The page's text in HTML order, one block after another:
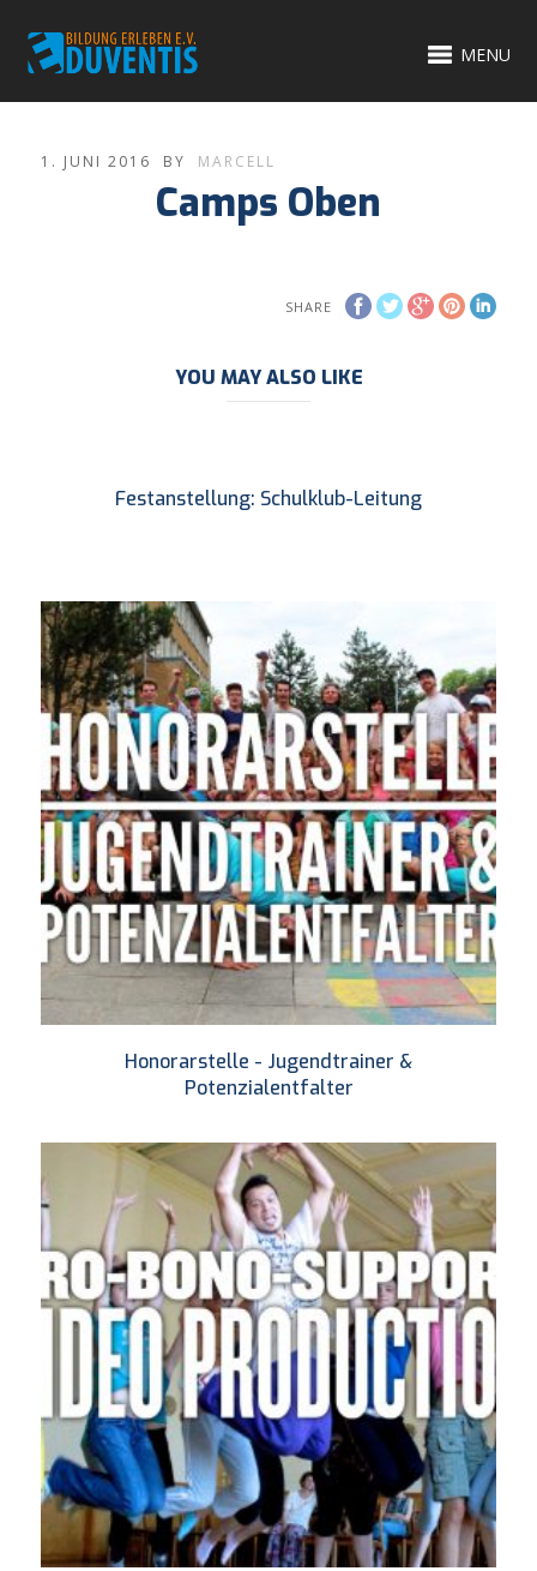
MENU
1. JUNI 2016 BY MARCELL
Camps Oben
SHARE
YOU MAY ALSO LIKE
Festanstellung: Schulklub-Leitung
Honorarstelle - Jugendtrainer &
Potenzialentfalter